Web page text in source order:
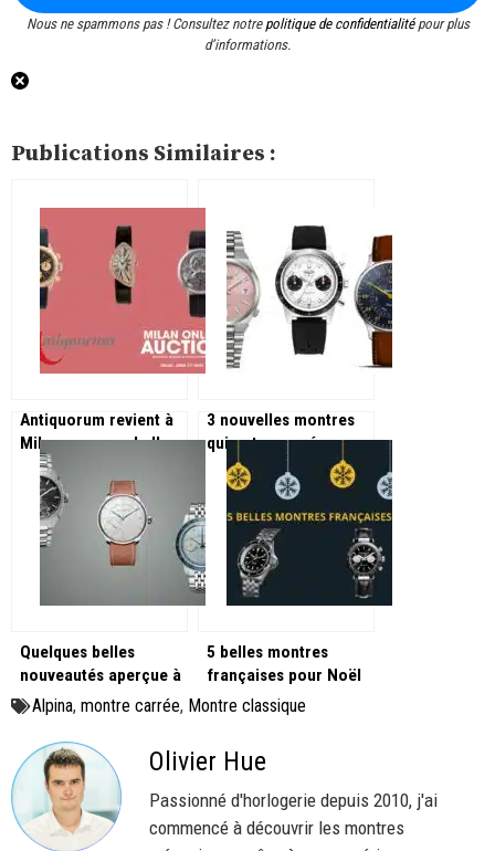
Nous ne spammons pas ! Consultez notre politique de confidentialitépour plus
d’informations.
Publications Similaires :
Antiquorum revient à
Milan pour une belle
vente aux enchères
horlogères !
3 nouvelles montres
qui ont marqué en
février 2025
Quelques belles
nouveautés aperçue à
Time to Watches ou
5 belles montres
françaises pour Noël
Alpina, montre carrée, Montre classique
Olivier Hue
Passionné d'horlogerie depuis 2010, j'ai
commencé à découvrir les montres